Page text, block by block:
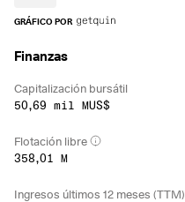
GRÁFICO POR
Finanzas
Capitalización bursátil
50,69 mil MUS$
Flotación libre
358,01 M
Ingresos últimos 12 meses (TTM)